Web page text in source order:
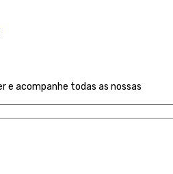
e acompanhe todas as nossas